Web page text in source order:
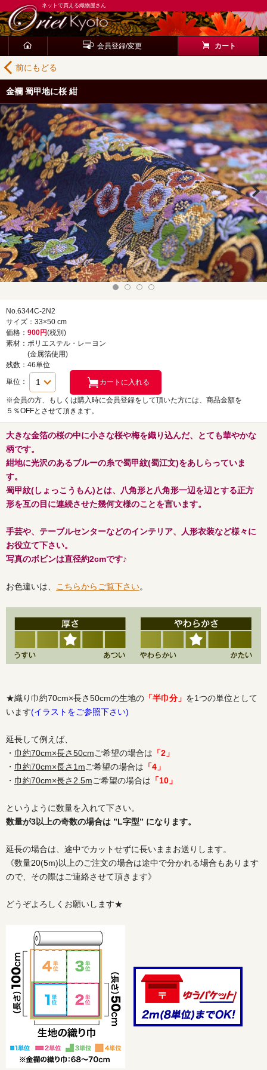
ネットで買える織物屋さん
会員登録/変更 カート
前にもどる
金襴 蜀甲地に桜 紺
No.6344C-2N2
サイズ：33×50 cm
価格： 900円(税別)
素材：ポリエステル・レーヨン
(金属箔使用)
残数：46単位
単位：
※会員の方、もしくは購入時に会員登録をして頂いた方には、商品金額を
５％OFFとさせて頂きます。
大きな金箔の桜の中に小さな桜や梅を織り込んだ、とても華やかな
柄です。
紺地に光沢のあるブルーの糸で蜀甲紋(蜀江文)をあしらっていま
す。
蜀甲紋(しょっこうもん)とは、八角形と八角形一辺を辺とする正方
形を互の目に連続させた幾何文様のことを言います。
手芸や、テーブルセンターなどのインテリア、人形衣装など様々に
お役立て下さい。
写真のボビンは直径約2cmです♪
お色違いは、 こちらからご覧下さい。
★織り巾約70cm×長さ50cmの生地の 「半巾分」 を1つの単位として
います(イラストをご参照下さい)
延長して例えば、
・ 巾約70cm×長さ50cmご希望の場合は 「2」
・ 巾約70cm×長さ1mご希望の場合は 「4」
・ 巾約70cm×長さ2.5mご希望の場合は 「10」
というように数量を入れて下さい。
数量が3以上の奇数の場合は ”L字型” になります。
延長の場合は、途中でカットせずに長いままお送りします。
《数量20(5m)以上のご注文の場合は途中で分かれる場合もあります
ので、その際はご連絡させて頂きます》
どうぞよろしくお願いします★